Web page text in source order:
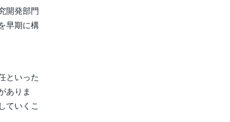
開発部門
早期に構
といった
ありま
ていくこ